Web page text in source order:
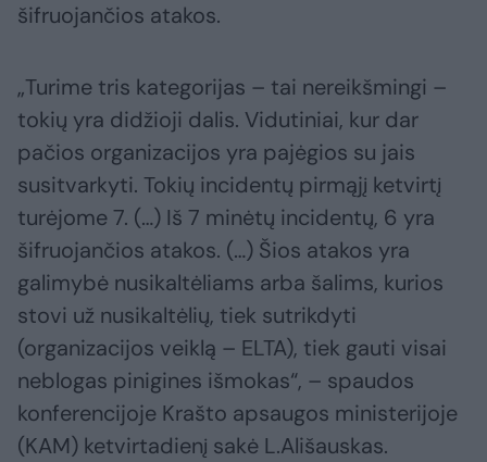
šifruojančios atakos.
„Turime tris kategorijas – tai nereikšmingi –
tokių yra didžioji dalis. Vidutiniai, kur dar
pačios organizacijos yra pajėgios su jais
susitvarkyti. Tokių incidentų pirmąjį ketvirtį
turėjome 7. (…) Iš 7 minėtų incidentų, 6 yra
šifruojančios atakos. (…) Šios atakos yra
galimybė nusikaltėliams arba šalims, kurios
stovi už nusikaltėlių, tiek sutrikdyti
(organizacijos veiklą – ELTA), tiek gauti visai
neblogas pinigines išmokas“, – spaudos
konferencijoje Krašto apsaugos ministerijoje
(KAM) ketvirtadienį sakė L.Ališauskas.